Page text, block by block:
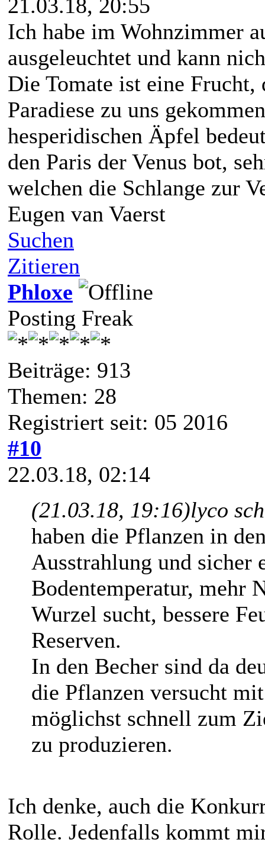
21.03.18, 20:55
Ich habe im Wohnzimmer
ausgeleuchtet und kann
Die Tomate ist eine
Paradiese zu uns
hesperidischen Äpfel
den Paris der Venus bot,
welchen die Schlange zur
Eugen van Vaerst
Suchen
Zitieren
Phloxe
Posting Freak
Beiträge: 913
Themen: 28
Registriert seit: 05 2016
#10
22.03.18, 02:14
(21.03.18, 19:16)lyco
haben die Pflanzen in
Ausstrahlung und sicher
Bodentemperatur, mehr
Wurzel sucht, bessere
Reserven.
In den Becher sind da
die Pflanzen versucht
möglichst schnell zum
zu produzieren.
Ich denke, auch die
Rolle. Jedenfalls kommt